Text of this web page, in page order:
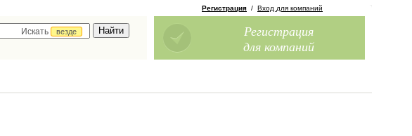
Искать
везде
Регистрация / Вход для компаний
Регистрация
для компаний